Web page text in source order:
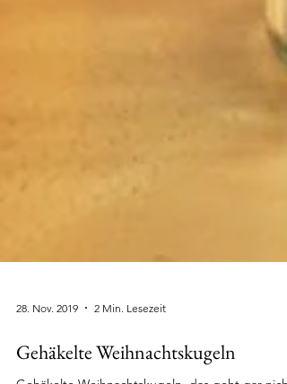
28. Nov. 2019 2 Min. Lesezeit